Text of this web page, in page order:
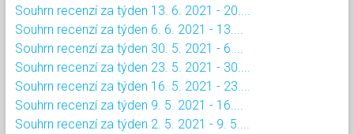
Souhrn recenzí za týden 13. 6. 2021 - 20....
Souhrn recenzí za týden 6. 6. 2021 - 13....
Souhrn recenzí za týden 30. 5. 2021 - 6....
Souhrn recenzí za týden 23. 5. 2021 - 30....
Souhrn recenzí za týden 16. 5. 2021 - 23....
Souhrn recenzí za týden 9. 5. 2021 - 16....
Souhrn recenzí za týden 2. 5. 2021 - 9. 5....